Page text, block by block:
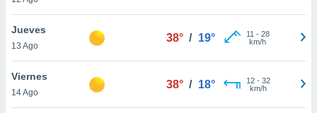
cookies
aceptar
Jueves
13 Ago
38° / 19° 11 - 28
km/h
Viernes
14 Ago
38° / 18° 12- 32
km/h